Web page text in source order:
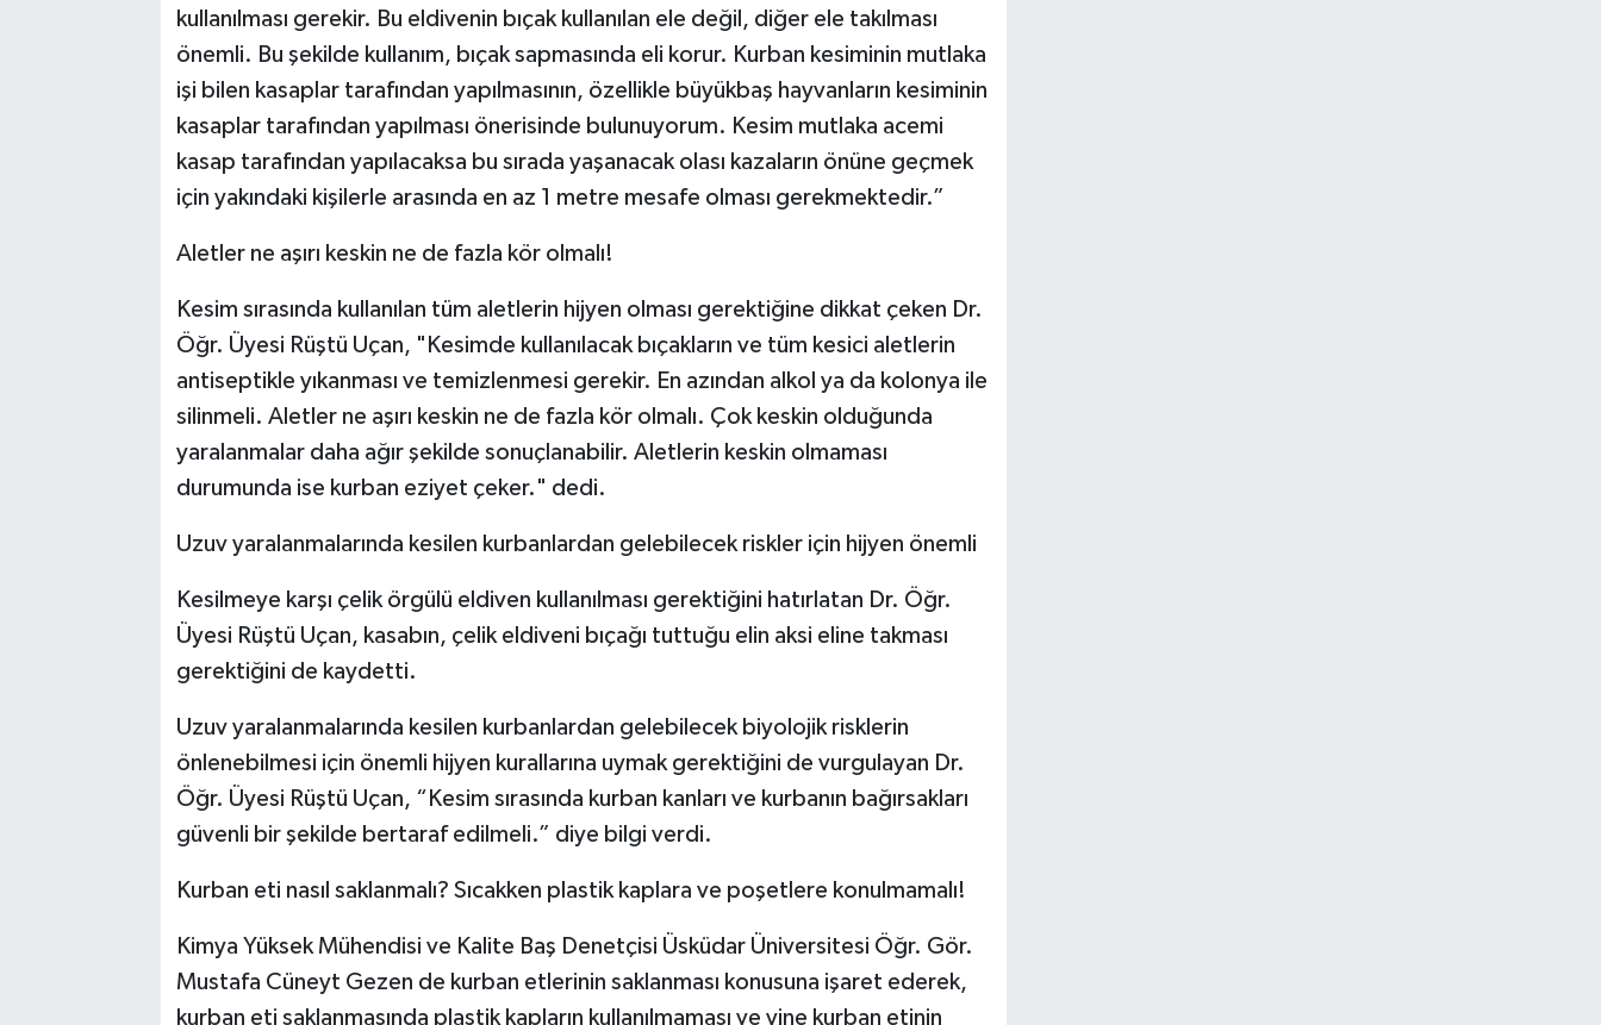
kullanılması gerekir. Bu eldivenin bıçak kullanılan ele değil, diğer ele takılması
önemli. Bu şekilde kullanım, bıçak sapmasında eli korur. Kurban kesiminin mutlaka
işi bilen kasaplar tarafından yapılmasının, özellikle büyükbaş hayvanların kesiminin
kasaplar tarafından yapılması önerisinde bulunuyorum. Kesim mutlaka acemi
kasap tarafından yapılacaksa bu sırada yaşanacak olası kazaların önüne geçmek
için yakındaki kişilerle arasında en az 1 metre mesafe olması gerekmektedir.”
Aletler ne aşırı keskin ne de fazla kör olmalı!
Kesim sırasında kullanılan tüm aletlerin hijyen olması gerektiğine dikkat çeken Dr.
Öğr. Üyesi Rüştü Uçan, "Kesimde kullanılacak bıçakların ve tüm kesici aletlerin
antiseptikle yıkanması ve temizlenmesi gerekir. En azından alkol ya da kolonya ile
silinmeli. Aletler ne aşırı keskin ne de fazla kör olmalı. Çok keskin olduğunda
yaralanmalar daha ağır şekilde sonuçlanabilir. Aletlerin keskin olmaması
durumunda ise kurban eziyet çeker." dedi.
Uzuv yaralanmalarında kesilen kurbanlardan gelebilecek riskler için hijyen önemli
Kesilmeye karşı çelik örgülü eldiven kullanılması gerektiğini hatırlatan Dr. Öğr.
Üyesi Rüştü Uçan, kasabın, çelik eldiveni bıçağı tuttuğu elin aksi eline takması
gerektiğini de kaydetti.
Uzuv yaralanmalarında kesilen kurbanlardan gelebilecek biyolojik risklerin
önlenebilmesi için önemli hijyen kurallarına uymak gerektiğini de vurgulayan Dr.
Öğr. Üyesi Rüştü Uçan, “Kesim sırasında kurban kanları ve kurbanın bağırsakları
güvenli bir şekilde bertaraf edilmeli.” diye bilgi verdi.
Kurban eti nasıl saklanmalı? Sıcakken plastik kaplara ve poşetlere konulmamalı!
Kimya Yüksek Mühendisi ve Kalite Baş Denetçisi Üsküdar Üniversitesi Öğr. Gör.
Mustafa Cüneyt Gezen de kurban etlerinin saklanması konusuna işaret ederek,
kurban eti saklanmasında plastik kapların kullanılmaması ve yine kurban etinin